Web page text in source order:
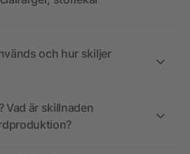
och hur skiljer
Vad är skillnaden